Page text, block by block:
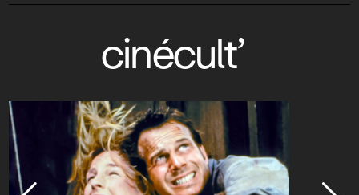
cinécult’
Paul Verhoeven, esprit rebelle